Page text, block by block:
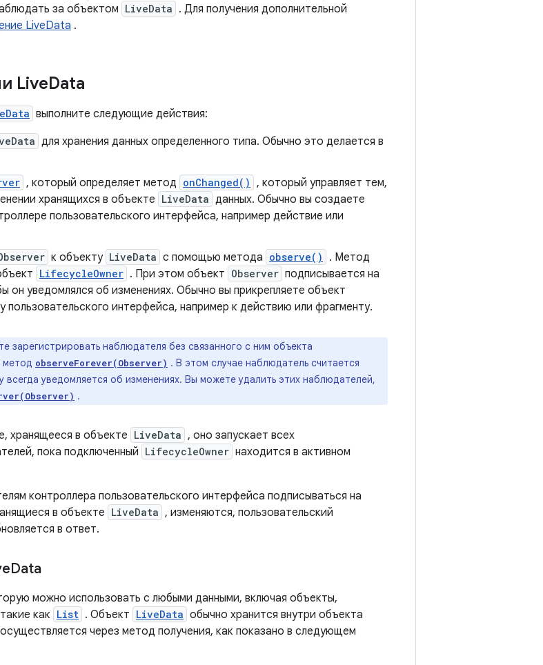
за объектом LiveData . Для получения дополнительной
LiveData .
LiveData
выполните следующие действия:
для хранения данных определенного типа. Обычно это делается в
, который определяет метод onChanged() , который управляет тем,
хранящихся в объекте LiveData данных. Обычно вы создаете
пользовательского интерфейса, например действие или
к объекту LiveData с помощью метода observe() . Метод
LifecycleOwner . При этом объект Observer подписывается на
он уведомлялся об изменениях. Обычно вы прикрепляете объект
пользовательского интерфейса, например к действию или фрагменту.
зарегистрировать наблюдателя без связанного с ним объекта
метод observeForever(Observer) . В этом случае наблюдатель считается
всегда уведомляется об изменениях. Вы можете удалить этих наблюдателей,
.
хранящееся в объекте LiveData , оно запускает всех
пока подключенный LifecycleOwner находится в активном
контроллера пользовательского интерфейса подписываться на
в объекте LiveData , изменяются, пользовательский
в ответ.
Data
можно использовать с любыми данными, включая объекты,
как List . Объект LiveData обычно хранится внутри объекта
через метод получения, как показано в следующем